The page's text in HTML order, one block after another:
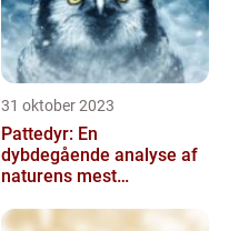
31 oktober 2023
Pattedyr: En
dybdegående analyse af
naturens mest